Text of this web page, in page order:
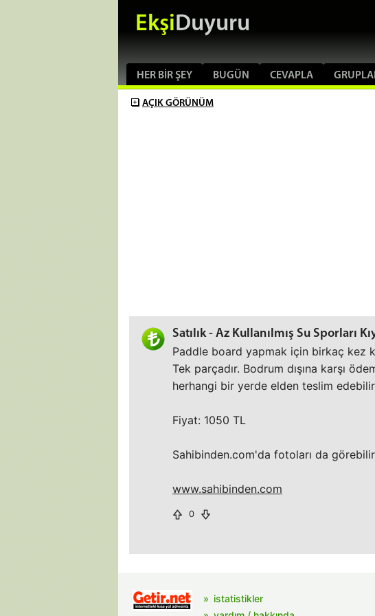
EkşiDuyuru
HER BIR ŞEY BUGÜN CEVAPLA
AÇIK GÖRÜNÜM
Satılık - Az Kullanılmış Su Sporları
Paddle board yapmak için birkaç kez
Tek parçadır. Bodrum dışına karşı
herhangi bir yerde elden teslim
Fiyat: 1050 TL
Sahibinden.com'da fotoları da
www.sahibinden.com
0
istatistikler